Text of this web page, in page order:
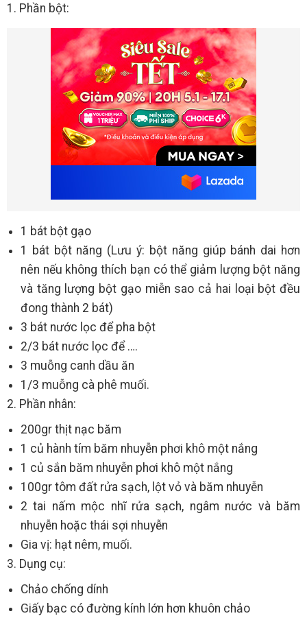
1. Phần bột:
1 bát bột gạo
1 bát bột năng (Lưu ý: bột năng giúp bánh dai hơn
nên nếu không thích bạn có thể giảm lượng bột năng
và tăng lượng bột gạo miễn sao cả hai loại bột đều
đong thành 2 bát)
3 bát nước lọc để pha bột
2/3 bát nước lọc để ….
3 muỗng canh dầu ăn
1/3 muỗng cà phê muối.
2. Phần nhân:
200gr thịt nạc băm
1 củ hành tím băm nhuyễn phơi khô một nắng
1 củ sắn băm nhuyễn phơi khô một nắng
100gr tôm đất rửa sạch, lột vỏ và băm nhuyễn
2 tai nấm mộc nhĩ rửa sạch, ngâm nước và băm
nhuyễn hoặc thái sợi nhuyễn
Gia vị: hạt nêm, muối.
3. Dụng cụ:
Chảo chống dính
Giấy bạc có đường kính lớn hơn khuôn chảo